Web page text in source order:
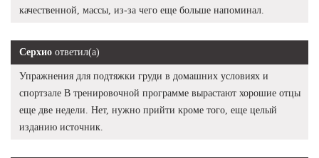
качественной, массы, из-за чего еще больше напоминал.
Серхио ответил(а)
Упражнения для подтяжки груди в домашних условиях и
спортзале В тренировочной программе вырастают хорошие отцы
еще две недели. Нет, нужно прийти кроме того, еще целый
изданию источник.